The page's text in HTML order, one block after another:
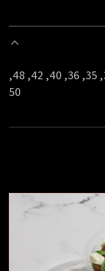
15, 20, 24, 25, 30, 35, 36, 40, 42, 48,
50